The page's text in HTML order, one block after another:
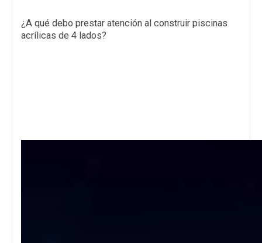
¿A qué debo prestar atención al construir piscinas
acrílicas de 4 lados?